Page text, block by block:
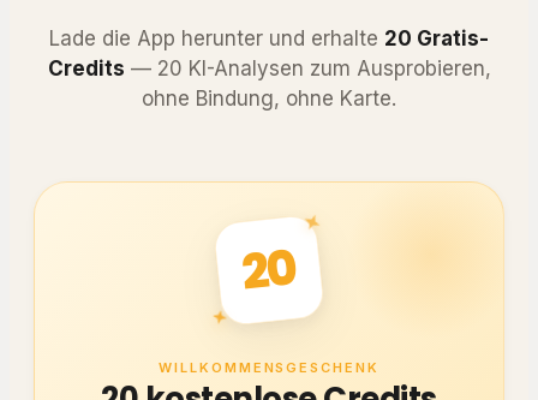
Lade die App herunter und erhalte 20 Gratis-
Credits — 20 KI-Analysen zum Ausprobieren,
ohne Bindung, ohne Karte.
20
WILLKOMMENSGESCHENK